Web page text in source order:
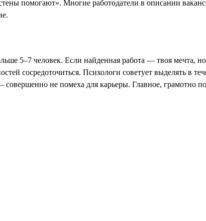
помогают». Многие работодатели в описании
5–7 человек. Если найденная работа — твоя мечта,
сосредоточиться. Психологи советует выделять в
не помеха для карьеры. Главное, грамотно